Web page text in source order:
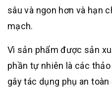
sâu và ngon hơn và hạn
mạch.
Vì sản phẩm được sản
phần tự nhiên là các
gây tác dụng phụ an